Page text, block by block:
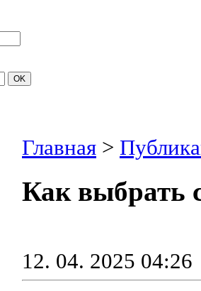
Главная >
Как выбрать
12. 04. 2025 04:26